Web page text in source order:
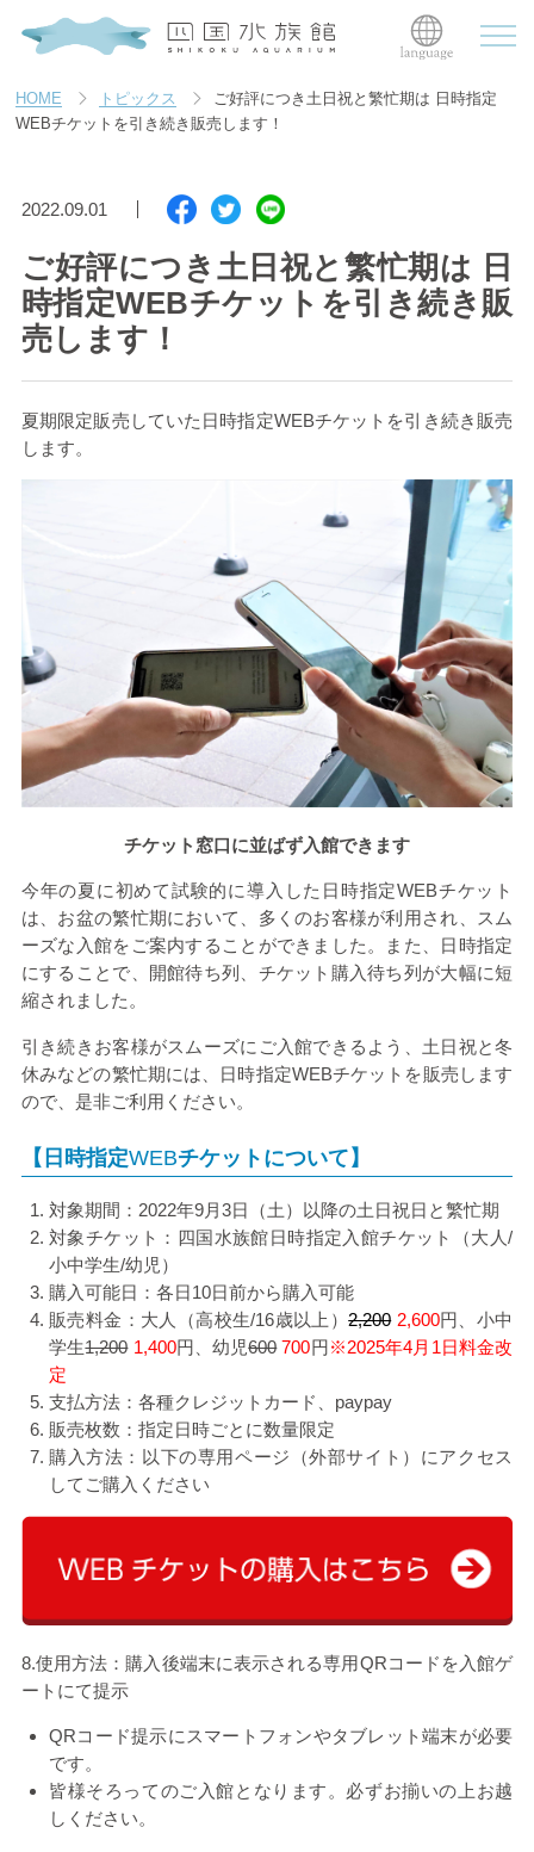
HOME トピックス
ご好評につき土日祝と繁忙期は 日時指定
WEBチケットを引き続き販売します！
2022.09.01
ご好評につき土日祝と繁忙期は 日
時指定WEBチケットを引き続き販
売します！
夏期限定販売していた日時指定WEBチケットを引き続き販売
します。
チケット窓口に並ばず入館できます
今年の夏に初めて試験的に導入した日時指定WEBチケット
は、お盆の繁忙期において、多くのお客様が利用され、スム
ーズな入館をご案内することができました。また、日時指定
にすることで、開館待ち列、チケット購入待ち列が大幅に短
縮されました。
引き続きお客様がスムーズにご入館できるよう、土日祝と冬
休みなどの繁忙期には、日時指定WEBチケットを販売します
ので、是非ご利用ください。
【日時指定WEBチケットについて】
対象期間： 2022年9月3日（土）以降の土日祝日と繁忙期
対象チケット：四国水族館日時指定入館チケット（大人/
小中学生/幼児）
購入可能日：各日10日前から購入可能
販売料金：大人（高校生/16歳以上）2,200 2,600円、小中
学生1,200 1,400円、幼児600 700円 ※2025年4月1日料金改
定
支払方法：各種クレジットカード、 paypay
販売枚数：指定日時ごとに数量限定
購入方法： 以下の専用ページ（外部サイト）にアクセス
してご購入ください
8.使用方法：購入後端末に表示される専用QRコードを入館ゲ
ートにて提示
QRコード提示にスマートフォンやタブレット端末が必要
です。
皆様そろってのご入館となります。必ずお揃いの上お越
しください。